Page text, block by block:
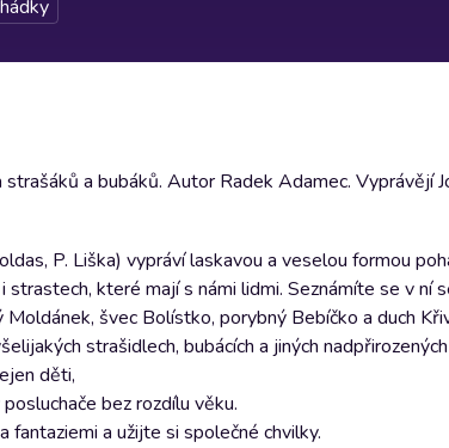
a bubáků. Autor Radek Adamec. Vyprávějí
P. Liška) vypráví laskavou a veselou formou
které mají s námi lidmi. Seznámíte se v ní
švec Bolístko, porybný Bebíčko a duch
strašidlech, bubácích a jiných
děti,
bez rozdílu věku.
a užijte si společné chvilky.